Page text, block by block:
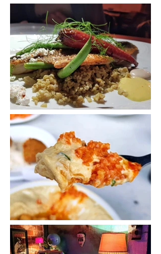
קרוּדוֹ: געגועים לפינוקי איטליה
לוקס: מפגש של שתי ערי חוף
אבו שאקר: חומוס ותיק מזן אחר